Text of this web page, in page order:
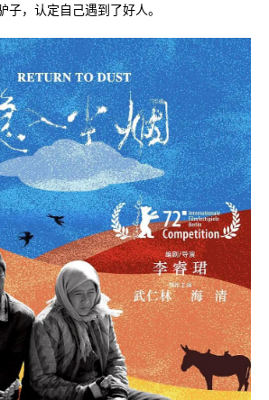
，认定自己遇到了好人。